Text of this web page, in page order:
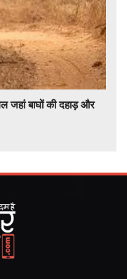
जहां बाघों की दहाड़ और